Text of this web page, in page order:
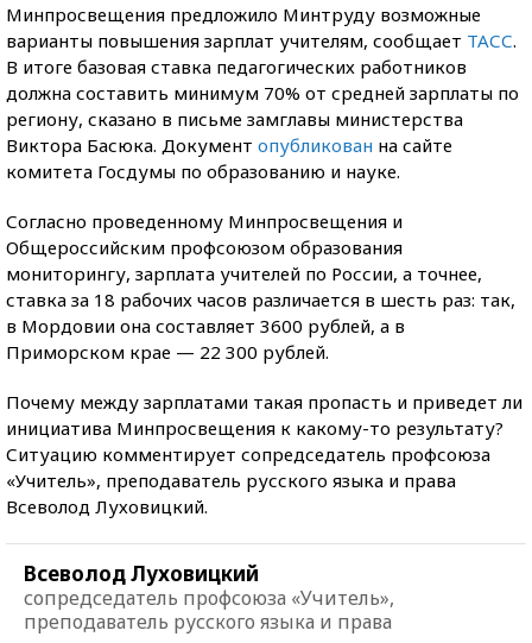
Минпросвещения предложило Минтруду возможные
варианты повышения зарплат учителям, сообщает ТАСС.
В итоге базовая ставка педагогических работников
должна составить минимум 70% от средней зарплаты по
региону, сказано в письме замглавы министерства
Виктора Басюка. Документ опубликован на сайте
комитета Госдумы по образованию и науке.
Согласно проведенному Минпросвещения и
Общероссийским профсоюзом образования
мониторингу, зарплата учителей по России, а точнее,
ставка за 18 рабочих часов различается в шесть раз: так,
в Мордовии она составляет 3600 рублей, а в
Приморском крае — 22 300 рублей.
Почему между зарплатами такая пропасть и приведет ли
инициатива Минпросвещения к какому-то результату?
Ситуацию комментирует сопредседатель профсоюза
«Учитель», преподаватель русского языка и права
Всеволод Луховицкий.
Всеволод Луховицкий
сопредседатель профсоюза «Учитель»,
преподаватель русского языка и права